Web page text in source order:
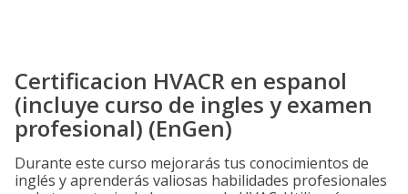
Certificacion HVACR en espanol
(incluye curso de ingles y examen
profesional) (EnGen)
Durante este curso mejorarás tus conocimientos de
inglés y aprenderás valiosas habilidades profesionales